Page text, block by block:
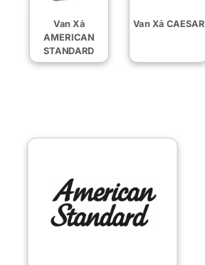
Van Xả
AMERICAN
STANDARD
Van Xả CAESAR